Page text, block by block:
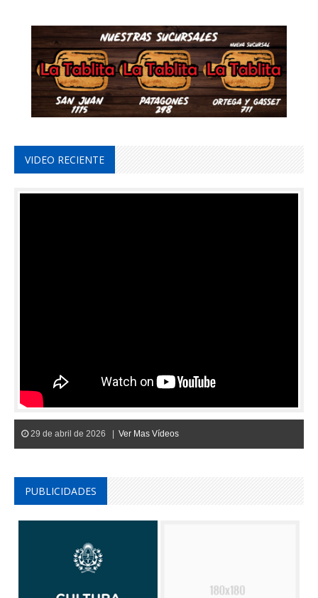
VIDEO RECIENTE
29 de abril de 2026 | Ver Mas Vídeos
PUBLICIDADES